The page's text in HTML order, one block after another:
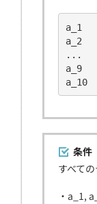
a_1
a_2
...
a_9
a_10
条件
すべて
・a_1,